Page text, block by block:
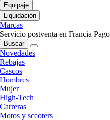
Equipaje
Liquidación
Marcas
Servicio postventa en Francia
Buscar
Novedades
Rebajas
Cascos
Hombres
Mujer
High-Tech
Carreras
Motos y scooters